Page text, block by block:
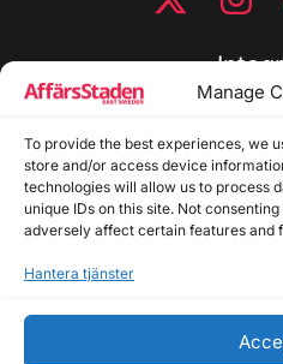
Manage
To provide the best experiences, we
store and/or access device
technologies will allow us to process
unique IDs on this site. Not
adversely affect certain features and
Hantera tjänster
Allmänna frågor: